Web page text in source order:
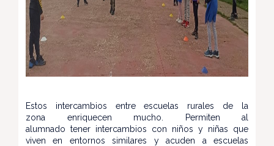
Estos intercambios entre escuelas rurales de la
zona enriquecen mucho. Permiten al
alumnado tener intercambios con niños y niñas que
viven en entornos similares y acuden a escuelas